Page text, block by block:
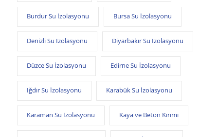
Burdur Su İzolasyonu Bursa Su İzolasyonu
Denizli Su İzolasyonu Diyarbakır Su İzolasyonu
Düzce Su İzolasyonu Edirne Su İzolasyonu
Iğdır Su İzolasyonu Karabük Su İzolasyonu
Karaman Su İzolasyonu Kaya ve Beton Kırımı